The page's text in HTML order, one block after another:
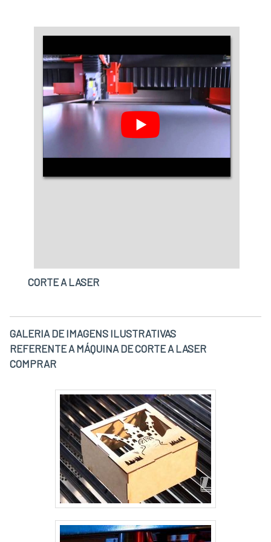
CORTE A LASER
GALERIA DE IMAGENS ILUSTRATIVAS
REFERENTE A MÁQUINA DE CORTE A LASER
COMPRAR